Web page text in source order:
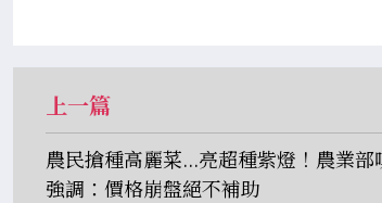
上一篇
農民搶種高麗菜...亮超種紫燈！農業部
強調：價格崩盤絕不補助